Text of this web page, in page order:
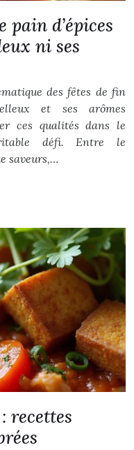
pain d’épices
ni ses
des fêtes de fin
et ses arômes
ces qualités dans le
défi. Entre le
saveurs,…
recettes